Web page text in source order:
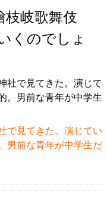
枝岐歌舞伎
くのでしょ
で見てきた。演じてい
男前な青年が中学生だ